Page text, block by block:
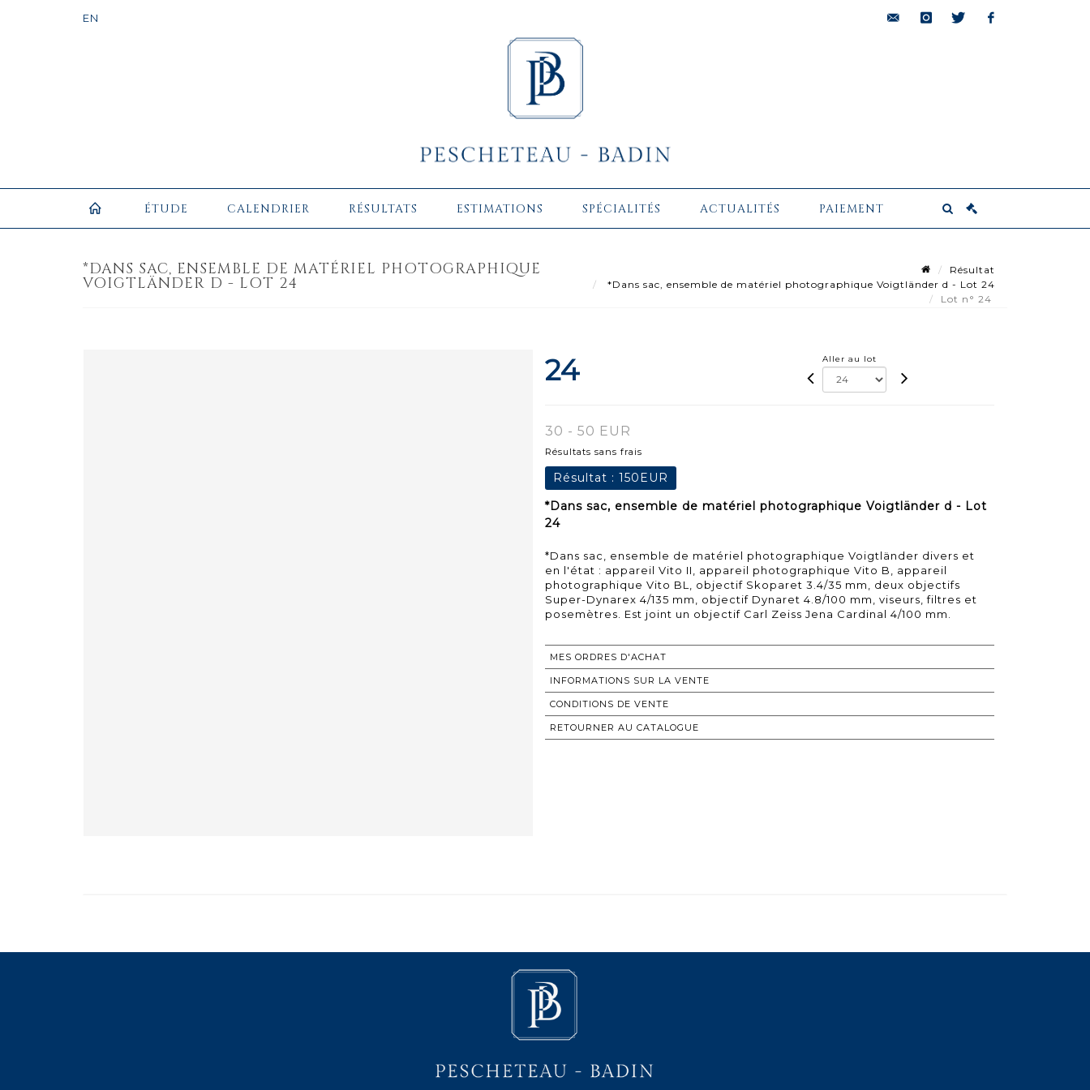
ÉTUDE CALENDRIER RÉSULTATS ESTIMATIONS SPÉCIALITÉS ACTUALITÉS PAIEMENT
*DANS SAC, ENSEMBLE DE MATÉRIEL PHOTOGRAPHIQUE
VOIGTLÄNDER D - LOT 24
Résultat
*Dans sac, ensemble de matériel photographique Voigtländer d - Lot 24
Lot n° 24
24 Aller au lot
30 - 50 EUR
Résultats sans frais
Résultat : 150EUR
*Dans sac, ensemble de matériel photographique Voigtländer d - Lot
24
*Dans sac, ensemble de matériel photographique Voigtländer divers et
en l'état : appareil Vito II, appareil photographique Vito B, appareil
photographique Vito BL, objectif Skoparet 3.4/35 mm, deux objectifs
Super-Dynarex 4/135 mm, objectif Dynaret 4.8/100 mm, viseurs, filtres et
posemètres. Est joint un objectif Carl Zeiss Jena Cardinal 4/100 mm.
MES ORDRES D'ACHAT
INFORMATIONS SUR LA VENTE
CONDITIONS DE VENTE
RETOURNER AU CATALOGUE